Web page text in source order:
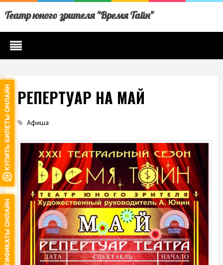
Театр юного зрителя "Время Тайн"
РЕПЕРТУАР НА МАЙ
Афиша